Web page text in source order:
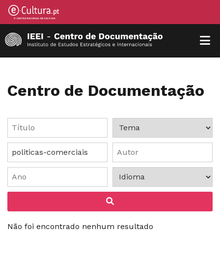
Centro de Documentação
Não foi encontrado nenhum resultado